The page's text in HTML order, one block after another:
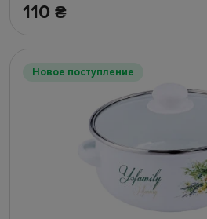
110 ₴
Новое поступление